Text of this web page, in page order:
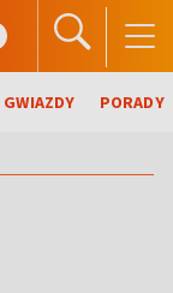
GWIAZDY PORADY